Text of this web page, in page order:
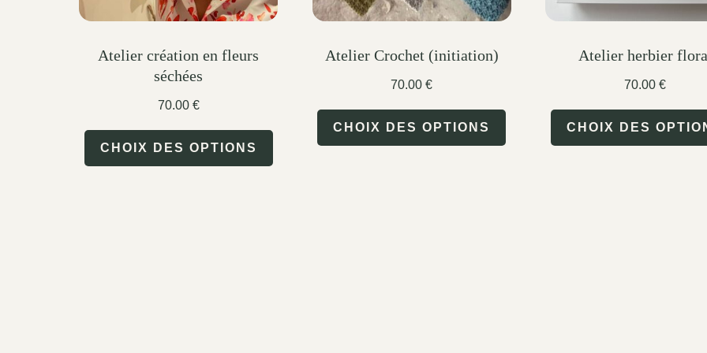
Atelier création en fleurs
séchées
70.00 €
CHOIX DES OPTIONS
product
Atelier Crochet (initiation)
70.00€
CHOIX DES OPTIONS
product
Atelier herbier
70.00€
CHOIX DES